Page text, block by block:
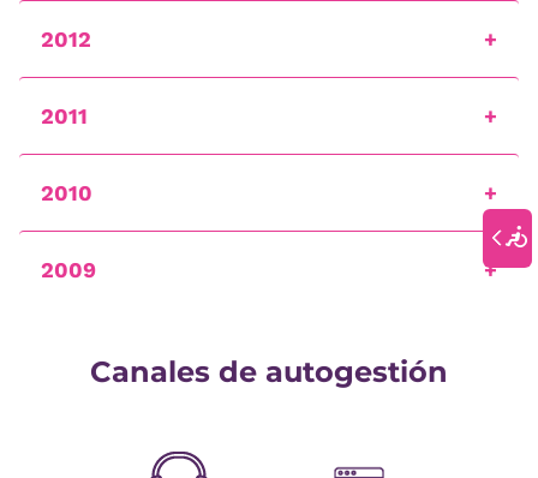
2012
2011
2010
2009
Canales de autogestión